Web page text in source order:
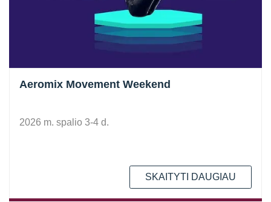
Aeromix Movement Weekend
2026 m. spalio 3-4 d.
SKAITYTI DAUGIAU